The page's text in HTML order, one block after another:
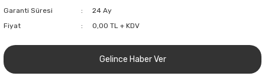
Garanti Süresi
24 Ay
Fiyat
0,00 TL + KDV
Gelince Haber Ver